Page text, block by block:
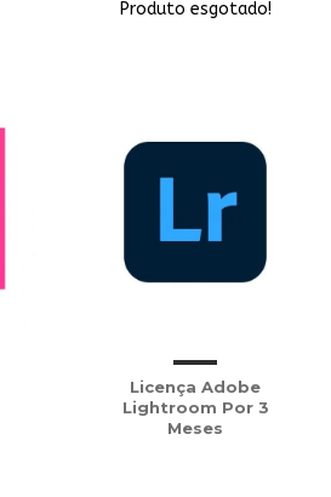
Produto esgotado!
Licença Adobe
Lightroom Por 3
Meses